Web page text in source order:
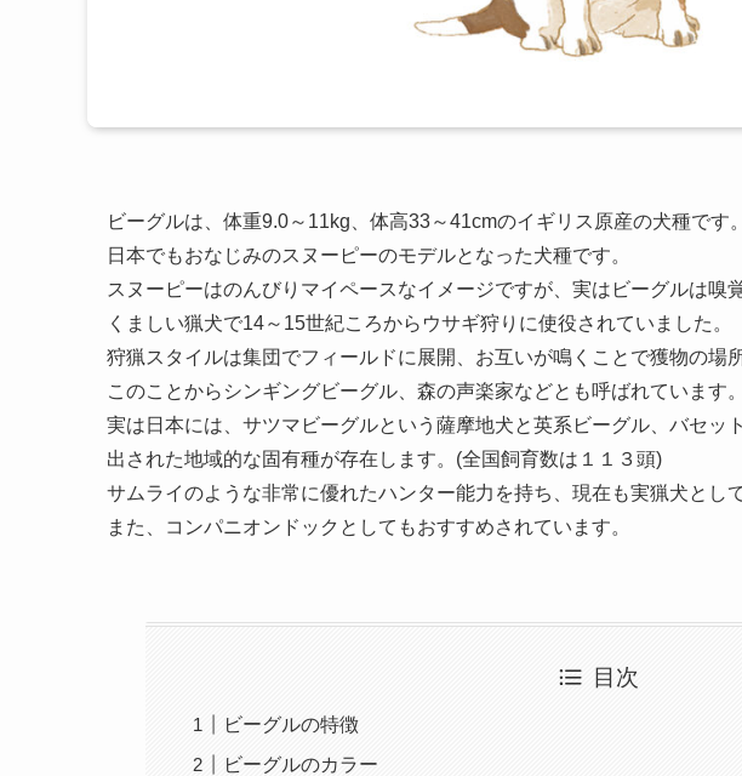
ビーグルは、体重9.0～11kg、体高33～41cmのイギリス原産の犬種です。
日本でもおなじみのスヌーピーのモデルとなった犬種です。
スヌーピーはのんびりマイペースなイメージですが、実はビーグルは嗅
くましい猟犬で14～15世紀ころからウサギ狩りに使役されていました。
狩猟スタイルは集団でフィールドに展開、お互いが鳴くことで獲物の場
このことからシンギングビーグル、森の声楽家などとも呼ばれています。
実は日本には、サツマビーグルという薩摩地犬と英系ビーグル、バセッ
出された地域的な固有種が存在します。(全国飼育数は１１３頭)
サムライのような非常に優れたハンター能力を持ち、現在も実猟犬とし
また、コンパニオンドックとしてもおすすめされています。
目次
ビーグルの特徴
ビーグルのカラー